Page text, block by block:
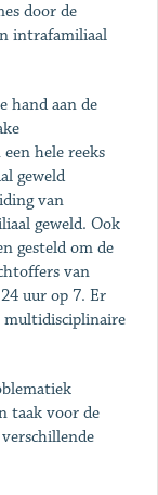
door de
intrafamiliaal
hand aan de
hele reeks
geweld
van
geweld. Ook
gesteld om de
van
uur op 7. Er
multidisciplinaire
taak voor de